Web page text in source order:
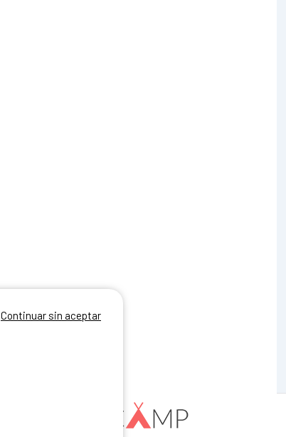
Continuar sin aceptar